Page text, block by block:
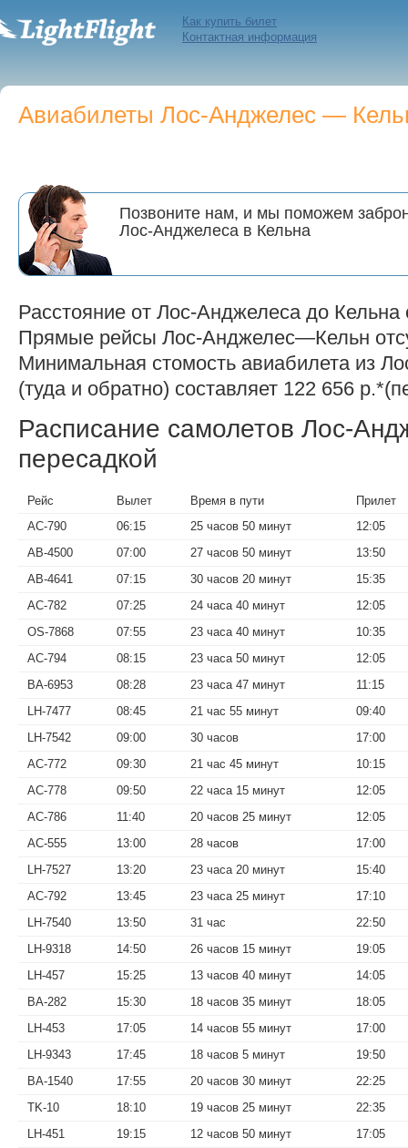
Как купить билет
Контактная информация
Авиабилеты Лос-Анджелес —
Позвоните нам, и мы поможем
Лос-Анджелеса в Кельна
Расстояние от Лос-Анджелеса до Кельна
Прямые рейсы Лос-Анджелес—Кельн
Минимальная стомость авиабилета из
(туда и обратно) составляет 122 656
Расписание самолетов Лос-
пересадкой
Рейс Вылет Время в пути
Прилет
AC-790
06:15 25 часов 50 минут
12:05
AB-4500
07:00 27 часов 50 минут
13:50
AB-4641
07:15 30 часов 20 минут
15:35
AC-782
07:25 24 часа 40 минут
12:05
OS-7868
07:55 23 часа 40 минут
10:35
AC-794
08:15 23 часа 50 минут
12:05
BA-6953
08:28 23 часа 47 минут
11:15
LH-7477
08:45 21 час 55 минут
09:40
LH-7542
09:00 30 часов
17:00
AC-772
09:30 21 час 45 минут
10:15
AC-778
09:50 22 часа 15 минут
12:05
AC-786
11:40 20 часов 25 минут
12:05
AC-555
13:00 28 часов
17:00
LH-7527
13:20 23 часа 20 минут
15:40
AC-792
13:45 23 часа 25 минут
17:10
LH-7540
13:50 31 час
22:50
LH-9318
14:50 26 часов 15 минут
19:05
LH-457
15:25 13 часов 40 минут
14:05
BA-282
15:30 18 часов 35 минут
18:05
LH-453
17:05 14 часов 55 минут
17:00
LH-9343
17:45 18 часов 5 минут
19:50
BA-1540
17:55 20 часов 30 минут
22:25
TK-10
18:10 19 часов 25 минут
22:35
LH-451
19:15 12 часов 50 минут
17:05